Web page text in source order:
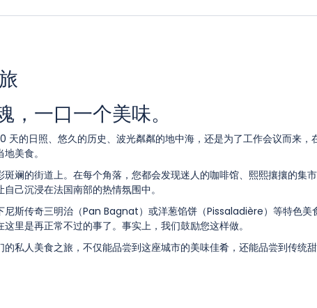
一口一个美味。
天的日照、悠久的历史、波光粼粼的地中海，还是为了工作会议而来，
美食。
斓的街道上。在每个角落，您都会发现迷人的咖啡馆、熙熙攘攘的集
己沉浸在法国南部的热情氛围中。
斯传奇三明治（Pan Bagnat）或洋葱馅饼（Pissaladière）等特色美
里是再正常不过的事了。事实上，我们鼓励您这样做。
私人美食之旅，不仅能品尝到这座城市的美味佳肴，还能品尝到传统